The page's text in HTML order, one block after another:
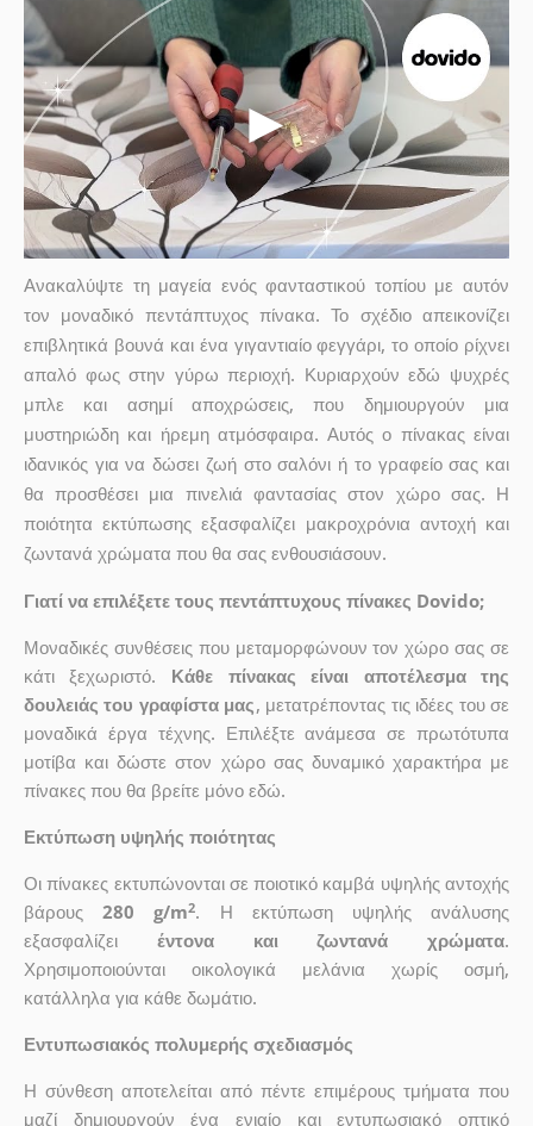
Ανακαλύψτε τη μαγεία ενός φανταστικού τοπίου με αυτόν
τον μοναδικό πεντάπτυχος πίνακα. Το σχέδιο απεικονίζει
επιβλητικά βουνά και ένα γιγαντιαίο φεγγάρι, το οποίο ρίχνει
απαλό φως στην γύρω περιοχή. Κυριαρχούν εδώ ψυχρές
μπλε και ασημί αποχρώσεις, που δημιουργούν μια
μυστηριώδη και ήρεμη ατμόσφαιρα. Αυτός ο πίνακας είναι
ιδανικός για να δώσει ζωή στο σαλόνι ή το γραφείο σας και
θα προσθέσει μια πινελιά φαντασίας στον χώρο σας. Η
ποιότητα εκτύπωσης εξασφαλίζει μακροχρόνια αντοχή και
ζωντανά χρώματα που θα σας ενθουσιάσουν.
Γιατί να επιλέξετε τους πεντάπτυχους πίνακες Dovido;
Μοναδικές συνθέσεις που μεταμορφώνουν τον χώρο σας σε
κάτι ξεχωριστό. Κάθε πίνακας είναι αποτέλεσμα της
δουλειάς του γραφίστα μας, μετατρέποντας τις ιδέες του σε
μοναδικά έργα τέχνης. Επιλέξτε ανάμεσα σε πρωτότυπα
μοτίβα και δώστε στον χώρο σας δυναμικό χαρακτήρα με
πίνακες που θα βρείτε μόνο εδώ.
Εκτύπωση υψηλής ποιότητας
Οι πίνακες εκτυπώνονται σε ποιοτικό καμβά υψηλής αντοχής
βάρους280 g/m2. Η εκτύπωση υψηλής ανάλυσης
εξασφαλίζει έντονα και ζωντανά χρώματα.
Χρησιμοποιούνται οικολογικά μελάνια χωρίς οσμή,
κατάλληλα για κάθε δωμάτιο.
Εντυπωσιακός πολυμερής σχεδιασμός
Η σύνθεση αποτελείται από πέντε επιμέρους τμήματα που
μαζί δημιουργούν ένα ενιαίο και εντυπωσιακό οπτικό